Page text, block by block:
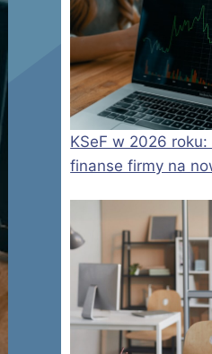
KSeF w 2026
finanse firmy na